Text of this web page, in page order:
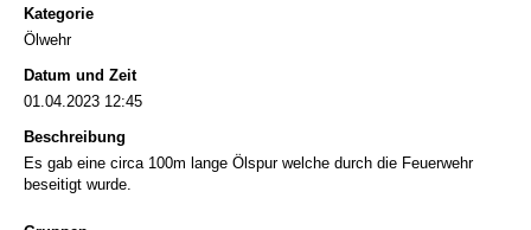
Kategorie
Ölwehr
Datum und Zeit
01.04.2023 12:45
Beschreibung
Es gab eine circa 100m lange Ölspur welche durch die Feuerwehr
beseitigt wurde.